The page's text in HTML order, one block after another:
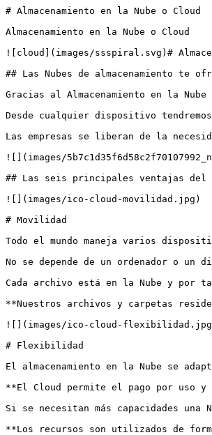
# Almacenamiento en la Nube o Cloud
Almacenamiento en la Nube o
![cloud](images/ssspiral.svg)#
## Las Nubes de almacenamiento te
Gracias al Almacenamiento en la
Desde cualquier dispositivo
Las empresas se liberan de la
![](images/
## Las seis principales ventajas del
![](images/ico-cloud-movilidad.jpg)
# Movilidad
Todo el mundo maneja varios
No se depende de un ordenador o un
Cada archivo está en la Nube y por
‍**Nuestros archivos y carpetas
![](images/ico-cloud-
# Flexibilidad
El almacenamiento en la Nube se
‍**El Cloud permite el pago por uso y
Si se necesitan más capacidades una
‍**Los recursos son utilizados de